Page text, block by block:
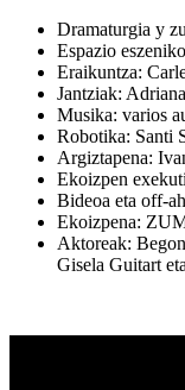
Dramaturgia y
Espazio
Eraikuntza:
Jantziak:
Musika: varios
Robotika: Santi
Argiztapena:
Ekoizpen
Bideoa eta off-
Ekoizpena:
Aktoreak:
Gisela Guitart